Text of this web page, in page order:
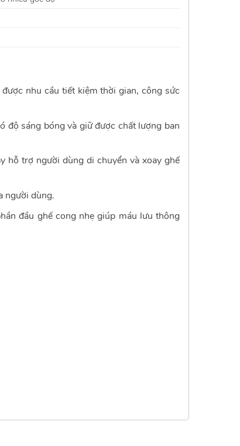
nhu cầu tiết kiệm thời gian, công sức
độ sáng bóng và giữ được chất lượng ban
hỗ trợ người dùng di chuyển và xoay ghế
người dùng.
đầu ghế cong nhẹ giúp máu lưu thông